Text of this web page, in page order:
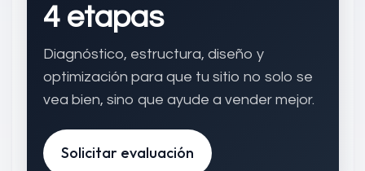
4 etapas
Diagnóstico, estructura, diseño y
optimización para que tu sitio no solo se
vea bien, sino que ayude a vender mejor.
Solicitar evaluación